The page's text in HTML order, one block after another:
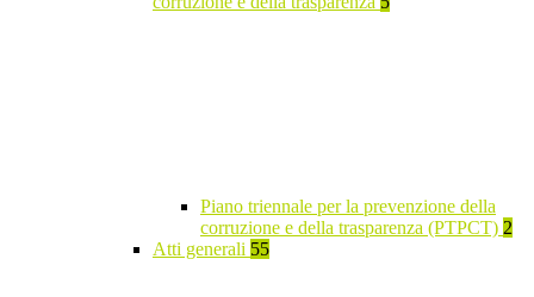
Piano triennale per la prevenzione della
corruzione e della trasparenza (PTPCT) 2
Atti generali 55